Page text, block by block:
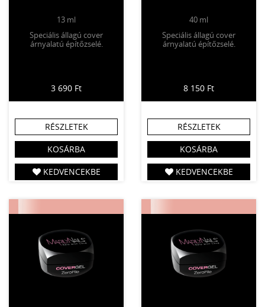
13 ml
Speciális állagú cover
árnyalatú építőzselé.
3 690 Ft
RÉSZLETEK
KOSÁRBA
KEDVENCEKBE
40 ml
Speciális állagú cover
árnyalatú építőzselé.
8 150 Ft
RÉSZLETEK
KOSÁRBA
KEDVENCEKBE